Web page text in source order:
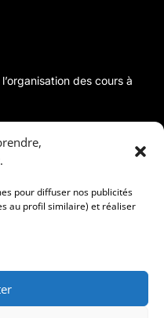
pour diffuser nos publicités
au profil similaire) et réaliser
des cours à